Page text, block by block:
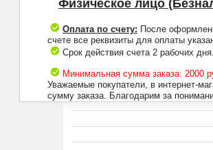
Физическое лицо
Оплата по счету: После
счете все реквизиты для оплаты
Срок действия счета 2 рабочих дня.
Минимальная сумма заказа: 2000
Уважаемые покупатели, в интернет-
сумму заказа. Благодарим за